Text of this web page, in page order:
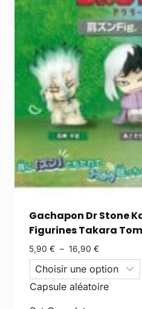
Gachapon Dr Stone
Figurines Takara
5,90 € – 16,90 €
Capsule aléatoire